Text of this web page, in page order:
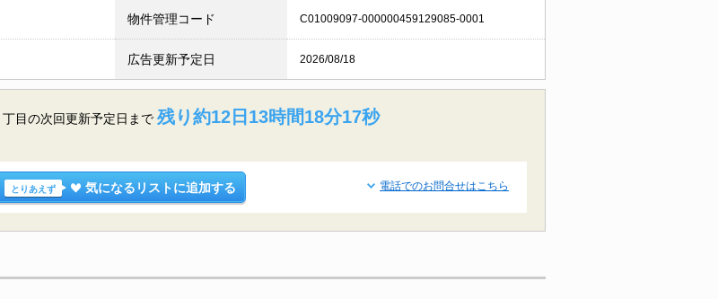
物件管理コード C01009097-000000459129085-0001
広告更新予定日 2026/08/18
目の次回更新予定日まで 残り約12日13時間18分16秒
とりあえず 気になるリストに追加する 電話でのお問合せはこちら